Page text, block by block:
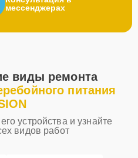
мессенджерах
виды ремонта
питания
устройства и узнайте
видов работ